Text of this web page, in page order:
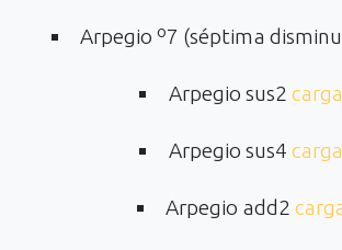
Arpegio º7 (séptima
Arpegio sus2
Arpegio sus4
Arpegio add2